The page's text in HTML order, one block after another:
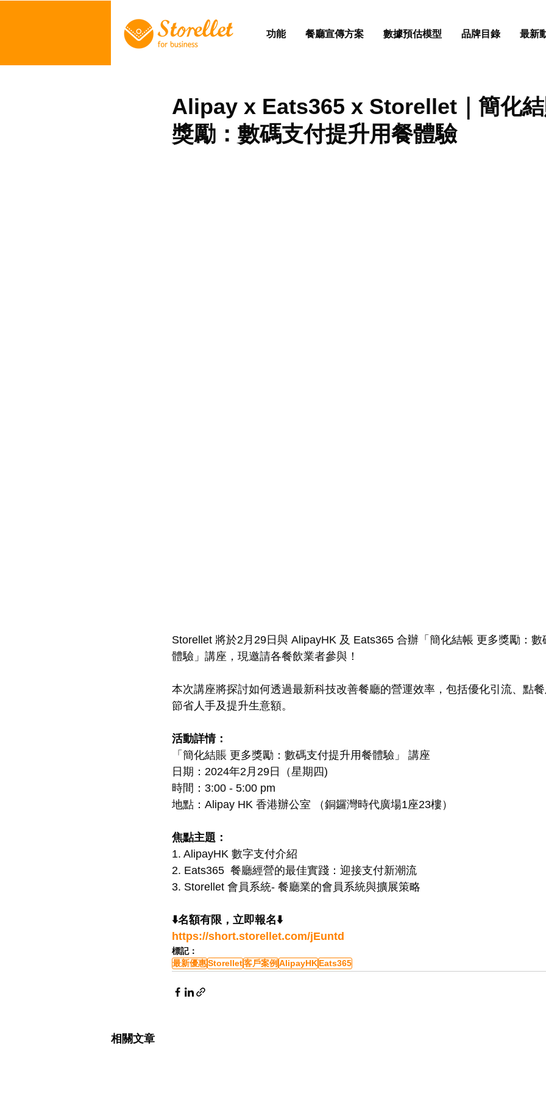
功能 餐廳宣傳方案 數據預估模型 品牌目錄 最新
Alipay x Eats365 x Storellet｜簡化
獎勵：數碼支付提升用餐體驗
Storellet 將於2月29日與 AlipayHK 及 Eats365 合辦「簡化結帳 更多獎勵：
體驗」講座，現邀請各餐飲業者參與！
本次講座將探討如何透過最新科技改善餐廳的營運效率，包括優化引流、點
節省人手及提升生意額。
活動詳情：
「簡化結賬 更多獎勵：數碼支付提升用餐體驗」 講座
日期：2024年2月29日（星期四)
時間：3:00 - 5:00 pm
地點：Alipay HK 香港辦公室 （銅鑼灣時代廣場1座23樓）
焦點主題：
1. AlipayHK 數字支付介紹
2. Eats365  餐廳經營的最佳實踐：迎接支付新潮流
3. Storellet 會員系統- 餐廳業的會員系統與擴展策略
⬇️名額有限，立即報名⬇️
https://short.storellet.com/jEuntd
標記：
最新優惠Storellet客戶案例 AlipayHKEats365
相關文章